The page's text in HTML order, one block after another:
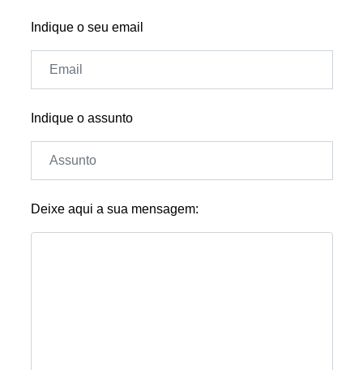
Indique o seu email
Indique o assunto
Deixe aqui a sua mensagem: